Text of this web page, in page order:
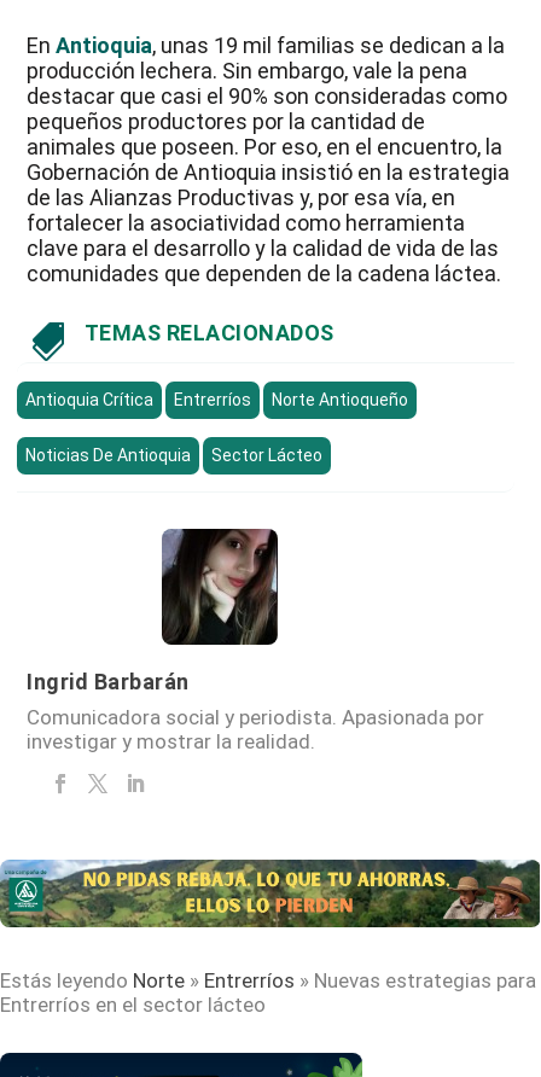
En Antioquia, unas 19 mil familias se dedican a la
producción lechera. Sin embargo, vale la pena
destacar que casi el 90% son consideradas como
pequeños productores por la cantidad de
animales que poseen. Por eso, en el encuentro, la
Gobernación de Antioquia insistió en la estrategia
de las Alianzas Productivas y, por esa vía, en
fortalecer la asociatividad como herramienta
clave para el desarrollo y la calidad de vida de las
comunidades que dependen de la cadena láctea.
 TEMAS RELACIONADOS
Antioquia Crítica Entrerríos Norte Antioqueño
Noticias De Antioquia Sector Lácteo
Ingrid Barbarán
Comunicadora social y periodista. Apasionada por
investigar y mostrar la realidad.
Estás leyendo Norte » Entrerríos » Nuevas estrategias para
Entrerríos en el sector lácteo